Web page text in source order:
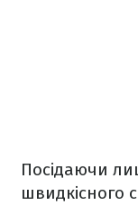
Посідаючи
швидкісного